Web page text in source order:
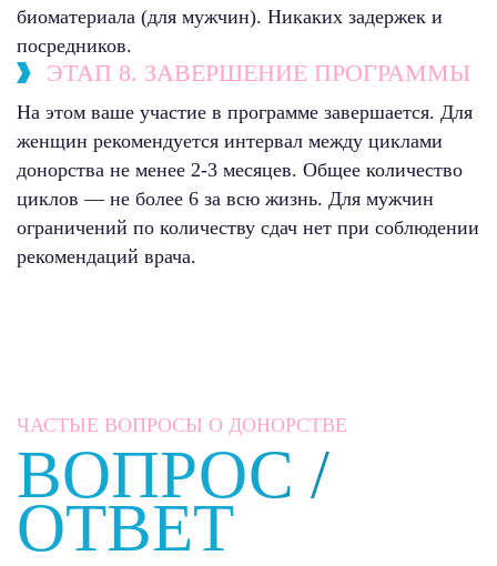
биоматериала (для мужчин). Никаких задержек и
посредников.
ЭТАП 8. ЗАВЕРШЕНИЕ ПРОГРАММЫ
На этом ваше участие в программе завершается. Для
женщин рекомендуется интервал между циклами
донорства не менее 2-3 месяцев. Общее количество
циклов — не более 6 за всю жизнь. Для мужчин
ограничений по количеству сдач нет при соблюдении
рекомендаций врача.
ЧАСТЫЕ ВОПРОСЫ О ДОНОРСТВЕ
ВОПРОС /
ОТВЕТ